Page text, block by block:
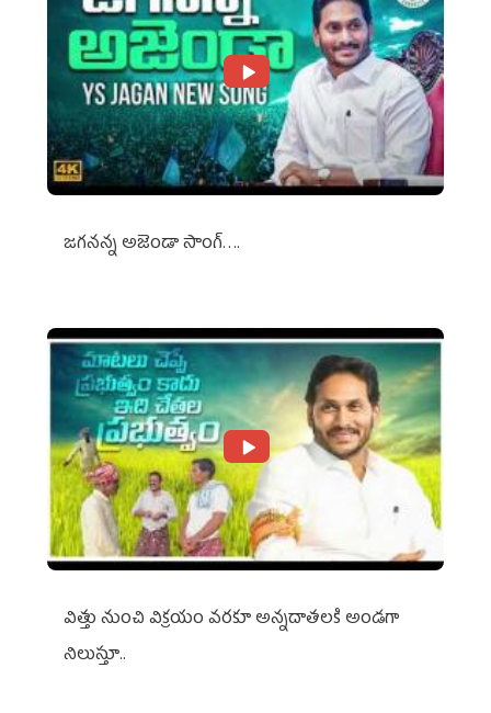
జగనన్న అజెండా సాంగ్….
విత్తు నుంచి విక్రయం వరకూ అన్నదాతలకి అండగా
నిలుస్తూ..